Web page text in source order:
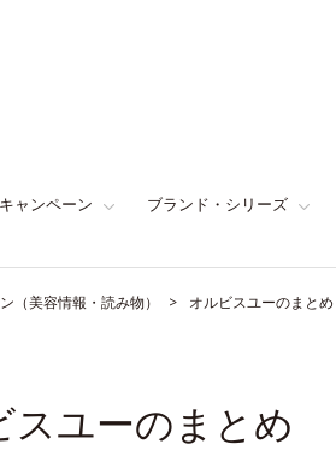
キャンペーン ブランド・シリーズ
（美容情報・読み物） オルビスユーのまとめ
スユーのまとめ